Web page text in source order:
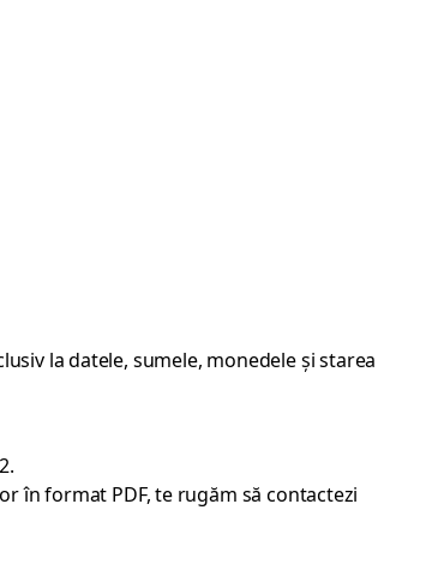
la datele, sumele, monedele și starea
în format PDF, te rugăm să contactezi